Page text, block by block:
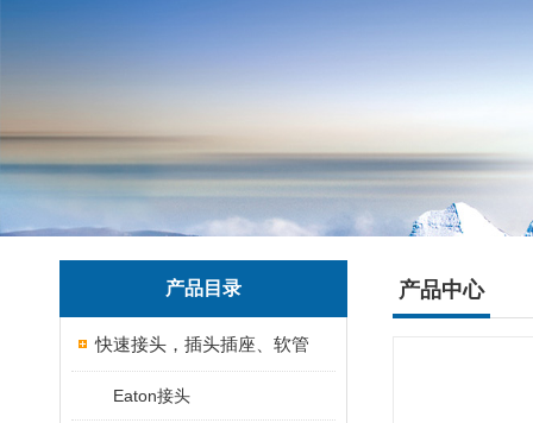
产品目录
快速接头，插头插座、软管
Eaton接头
产品中心